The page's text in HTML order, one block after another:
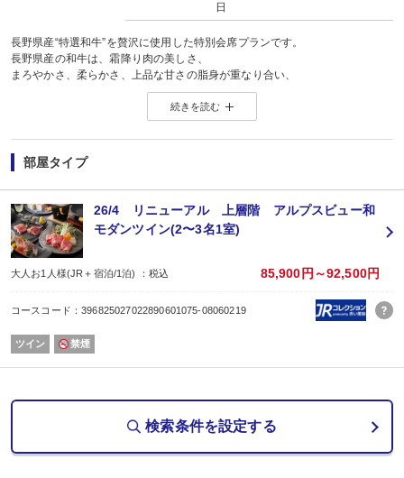
日
長野県産“特選和牛”を贅沢に使用した特別会席プランです。
長野県産の和牛は、霜降り肉の美しさ、
まろやかさ、柔らかさ、上品な甘さの脂身が重なり合い、
風味豊かな肉質を持ち合わせています。
選び抜かれた特選信州和牛のサーロイン・赤身をご堪能いただけます。
その美味しさを最大限に引き出す、石焼きステーキにてご用意します。
目の前でと焼きあがると、肉汁が溢れ芳醇な香りが漂います。
○信州牛しゃぶしゃぶ
厳選された信州和牛をお湯にくぐらせ、
とろけるようなお肉の柔らかさと、お肉の美味しさをご堪能いただけます。
○牛ロース炙り寿司
軽くあぶった特選和牛に、安曇野産刻み山葵を添え、
肉の旨味と爽やかな山葵の風味をお楽しみいただけます。
【夕食献立】
和牛のローストビーフ／牛八幡巻／ラディッシュ（素揚げ）／林檎煎餅
一凌ぎ
牛ロース炙り寿司
一造里
一一人鍋
信州和牛しゃぶしゃぶ／味噌ぽん酢にて
信州野菜のサラダ
続きを読む
部屋タイプ
26/4 リニューアル 上層階 アルプスビュー和
モダンツイン(2〜3名1室)
大人お1人様(JR＋宿泊/1泊) ：税込 85,900円～92,500円
コースコード：396825027022890601075-08060219
ツイン 禁煙
検索条件を設定する